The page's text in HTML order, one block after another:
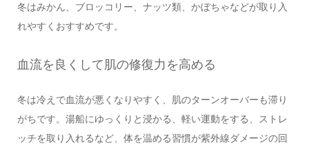
冬はみかん、ブロッコリー、ナッツ類、かぼちゃなどが取り入
れやすくおすすめです。
血流を良くして肌の修復力を高める
冬は冷えで血流が悪くなりやすく、肌のターンオーバーも滞り
がちです。湯船にゆっくりと浸かる、軽い運動をする、ストレ
ッチを取り入れるなど、体を温める習慣が紫外線ダメージの回